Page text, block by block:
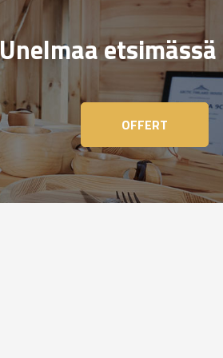
Unelmaa etsimässä
OFFERT